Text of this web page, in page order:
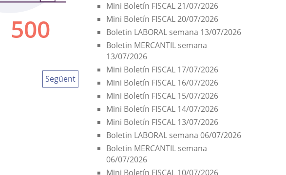
Següent
Mini Boletín FISCAL 21/07/2026
Mini Boletín FISCAL 20/07/2026
Boletin LABORAL semana 13/07/2026
Boletin MERCANTIL semana
13/07/2026
Mini Boletín FISCAL 17/07/2026
Mini Boletín FISCAL 16/07/2026
Mini Boletín FISCAL 15/07/2026
Mini Boletín FISCAL 14/07/2026
Mini Boletín FISCAL 13/07/2026
Boletin LABORAL semana 06/07/2026
Boletin MERCANTIL semana
06/07/2026
Mini Boletín FISCAL 10/07/2026